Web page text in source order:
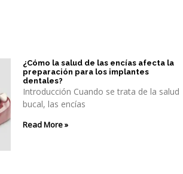
¿Cómo la salud de las encías afecta la
preparación para los implantes
dentales?
Introducción Cuando se trata de la salud
bucal, las encías
Read More »